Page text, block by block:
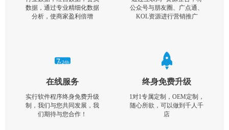
数据，通过专业精细化数据
分析，使商家盈利倍增
公众号与朋友圈、广点通、
KOL资源进行营销推广
在线服务
实行软件程序终身免费升级
制，我们与您共同发展，我
们期待与您合作！
终身免费升级
1对1专属定制，OEM定制，
随心所欲，可以做到千人千
店